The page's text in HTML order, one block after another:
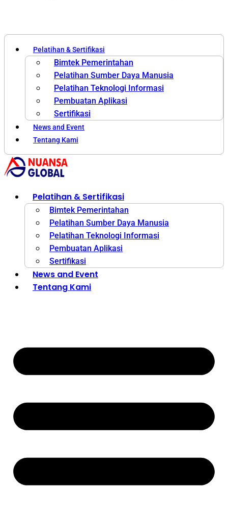
Pelatihan & Sertifikasi
Bimtek Pemerintahan
Pelatihan Sumber Daya Manusia
Pelatihan Teknologi Informasi
Pembuatan Aplikasi
Sertifikasi
News and Event
Tentang Kami
Pelatihan & Sertifikasi
Bimtek Pemerintahan
Pelatihan Sumber Daya Manusia
Pelatihan Teknologi Informasi
Pembuatan Aplikasi
Sertifikasi
News and Event
Tentang Kami